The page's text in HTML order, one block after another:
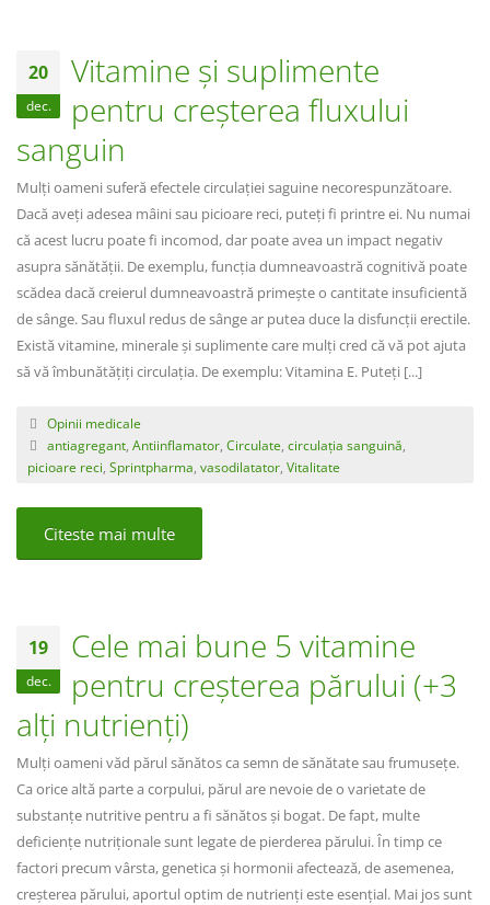
20
dec.
Vitamine și suplimente
pentru creșterea fluxului
sanguin
Mulți oameni suferă efectele circulației saguine necorespunzătoare.
Dacă aveți adesea mâini sau picioare reci, puteți fi printre ei. Nu numai
că acest lucru poate fi incomod, dar poate avea un impact negativ
asupra sănătății. De exemplu, funcția dumneavoastră cognitivă poate
scădea dacă creierul dumneavoastră primește o cantitate insuficientă
de sânge. Sau fluxul redus de sânge ar putea duce la disfuncții erectile.
Există vitamine, minerale și suplimente care mulți cred că vă pot ajuta
să vă îmbunătățiți circulația. De exemplu: Vitamina E. Puteți [...]
Opinii medicale
antiagregant, Antiinflamator, Circulate circulația sanguină
picioare reci Sprintpharma vasodilatator Vitalitate
Citeste mai multe
19
dec.
Cele mai bune 5 vitamine
pentru creșterea părului (+3
alți nutrienți)
Mulți oameni văd părul sănătos ca semn de sănătate sau frumusețe.
Ca orice altă parte a corpului, părul are nevoie de o varietate de
substanțe nutritive pentru a fi sănătos și bogat. De fapt, multe
deficiențe nutriționale sunt legate de pierderea părului. În timp ce
factori precum vârsta, genetica și hormonii afectează, de asemenea,
creșterea părului, aportul optim de nutrienți este esențial. Mai jos sunt